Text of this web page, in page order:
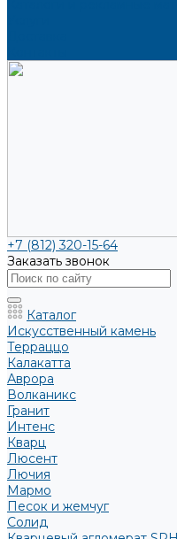
+7 (812) 320-15-64
Заказать звонок
Каталог
Искусственный камень
Терраццо
Калакатта
Аврора
Волканикс
Гранит
Интенс
Кварц
Люсент
Лючия
Мармо
Песок и жемчуг
Солид